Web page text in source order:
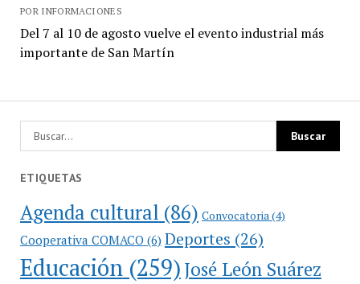
POR INFORMACIONES
Del 7 al 10 de agosto vuelve el evento industrial más
importante de San Martín
ETIQUETAS
Agenda cultural (86) Convocatoria (4)
Cooperativa COMACO(6) Deportes (26)
Educación(259)José León Suárez